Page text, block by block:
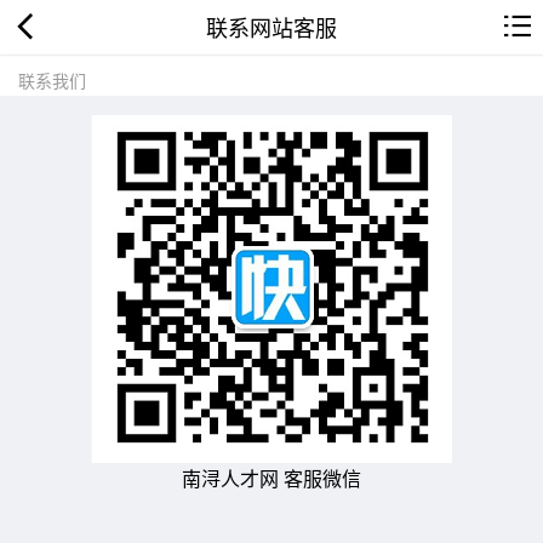
联系网站客服
联系我们
南浔人才网 客服微信